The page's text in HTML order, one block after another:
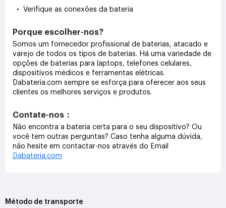
• Verifique as conexões da bateria
Porque escolher-nos?
Somos um fornecedor profissional de baterias, atacado e
varejo de todos os tipos de baterias. Há uma variedade de
opções de baterias para laptops, telefones celulares,
dispositivos médicos e ferramentas elétricas.
Dabateria.com sempre se esforça para oferecer aos seus
clientes os melhores serviços e produtos.
Contate-nos：
Não encontra a bateria certa para o seu dispositivo? Ou
você tem outras perguntas? Caso tenha alguma dúvida,
não hesite em contactar-nos através do Email
Dabateria.com
Método de transporte